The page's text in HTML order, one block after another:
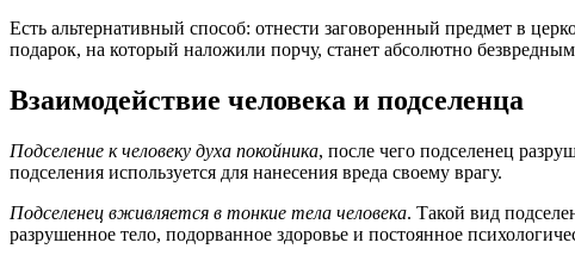
Есть альтернативный способ: отнести заговоренный предмет в
подарок, на который наложили порчу, станет абсолютно
Взаимодействие человека и подселенца
Подселение к человеку духа покойника, после чего подселенец
подселения используется для нанесения вреда своему врагу.
Подселенец вживляется в тонкие тела человека. Такой вид
разрушенное тело, подорванное здоровье и постоянное